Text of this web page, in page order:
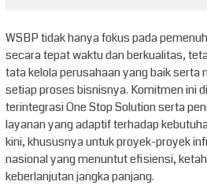
WSBP tidak hanya fokus pada
secara tepat waktu dan berkualitas,
tata kelola perusahaan yang baik serta
setiap proses bisnisnya. Komitmen ini
terintegrasi One Stop Solution serta
layanan yang adaptif terhadap
kini, khususnya untuk proyek-proyek
nasional yang menuntut efisiensi,
keberlanjutan jangka panjang.